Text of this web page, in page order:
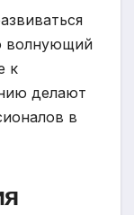
волнующий
к
делают
в